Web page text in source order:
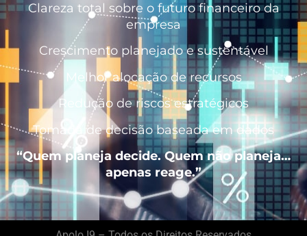
Clareza total sobre o futuro financeiro da
empresa
Crescimento planejado e sustentável
Melhor alocação de recursos
Redução de riscos estratégicos
Tomada de decisão baseada em dados
“Quem planeja decide. Quem não planeja…
apenas reage.”